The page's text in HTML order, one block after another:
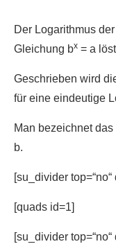
Der Logarithmus
Gleichung bx = a
Geschrieben wird
für eine eindeutige
Man bezeichnet
b.
[su_divider
[quads id=1]
[su_divider